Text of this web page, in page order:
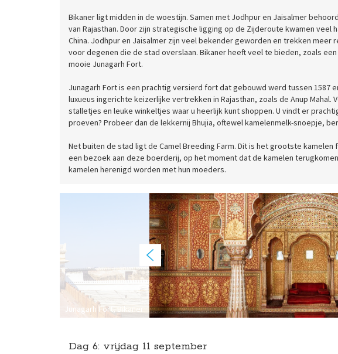
Bikaner ligt midden in de woestijn. Samen met Jodhpur en Jaisalmer
van Rajasthan. Door zijn strategische ligging op de Zijderoute kwamen veel
China. Jodhpur en Jaisalmer zijn veel bekender geworden en trekken
voor degenen die de stad overslaan. Bikaner heeft veel te bieden, zoals
mooie Junagarh Fort.
Junagarh Fort is een prachtig versierd fort dat gebouwd werd tussen 1587
luxueus ingerichte keizerlijke vertrekken in Rajasthan, zoals de Anup
stalletjes en leuke winkeltjes waar u heerlijk kunt shoppen. U vindt er
proeven? Probeer dan de lekkernij Bhujia, oftewel kamelenmelk-snoepje,
Net buiten de stad ligt de Camel Breeding Farm. Dit is het grootste
een bezoek aan deze boerderij, op het moment dat de kamelen
kamelen herenigd worden met hun moeders.
Junagarh Fort, Bikaner
Dag 6: vrijdag 11 september